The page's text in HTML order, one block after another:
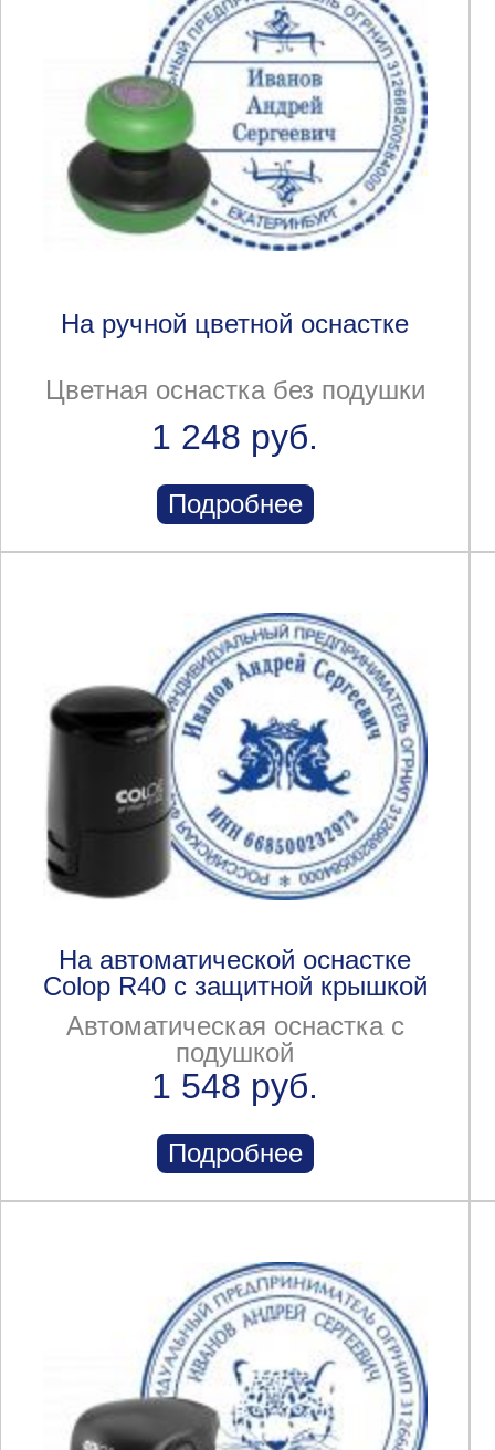
На ручной цветной оснастке
Цветная оснастка без подушки
1 248 руб.
Подробнее
На автоматической оснастке
Colop R40 с защитной крышкой
Автоматическая оснастка с
подушкой
1 548 руб.
Подробнее